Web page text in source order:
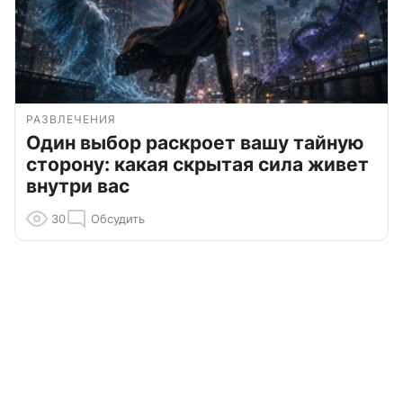
РАЗВЛЕЧЕНИЯ
Один выбор раскроет вашу тайную
сторону: какая скрытая сила живет
внутри вас
30 Обсудить